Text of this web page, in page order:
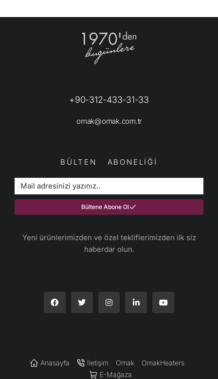
+90-312-433-31-33
omak@omak.com.tr
BÜLTEN ABONELİĞİ
Bültene Abone Ol
Yeni ürünlerimizden ve özel tekliflerimizden ilk siz
haberdar olun.​
Anasayfa İletişim Omak
OmakHeaters
E-Mağaza